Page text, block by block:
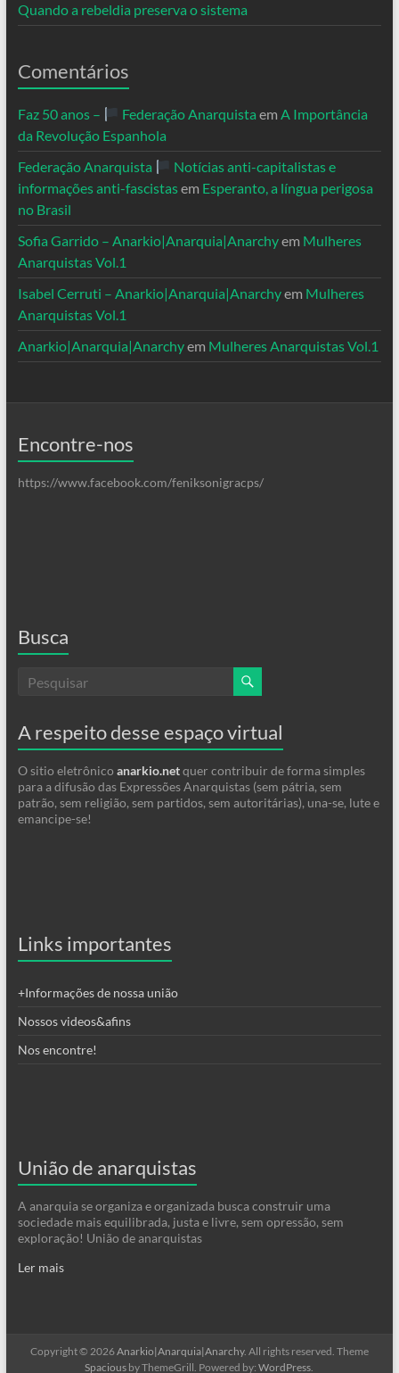
Quando a rebeldia preserva o sistema
Comentários
Faz 50 anos – Federação Anarquista em A Importância
da Revolução Espanhola
Federação Anarquista
Notícias anti-capitalistas e
informações anti-fascistasem Esperanto, a língua perigosa
no Brasil
Sofia Garrido – Anarkio|Anarquia|Anarchyem Mulheres
Anarquistas Vol.1
Isabel Cerruti – Anarkio|Anarquia|Anarchyem Mulheres
Anarquistas Vol.1
Anarkio|Anarquia|Anarchyem Mulheres Anarquistas Vol.1
Encontre-nos
https://www.facebook.com/feniksonigracps/
Busca
A respeito desse espaço virtual
O sitio eletrônico anarkio.netquer contribuir de forma simples
para a difusão das Expressões Anarquistas (sem pátria, sem
patrão, sem religião, sem partidos, sem autoritárias), una-se, lute e
emancipe-se!
Links importantes
+Informações de nossa união
Nossos videos&afins
Nos encontre!
União de anarquistas
A anarquia se organiza e organizada busca construir uma
sociedade mais equilibrada, justa e livre, sem opressão, sem
exploração! União de anarquistas
Ler mais
Copyright © 2026Anarkio|Anarquia|Anarchy. All rights reserved. Theme
Spacious by ThemeGrill. Powered by:WordPress.